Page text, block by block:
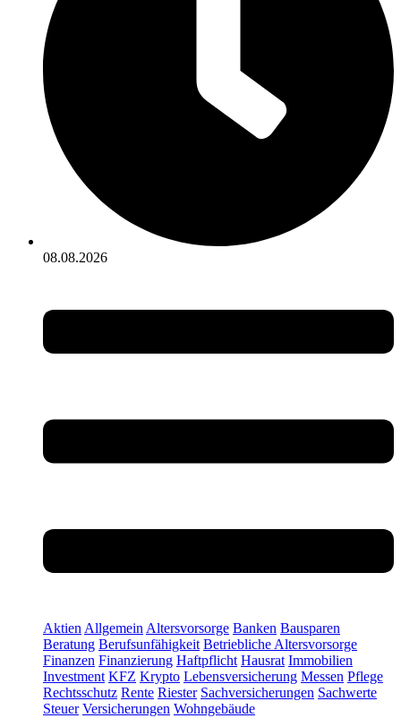
08.08.2026
Aktien Allgemein Altersvorsorge Banken Bausparen
Beratung Berufsunfähigkeit Betriebliche Altersvorsorge
Finanzen Finanzierung Haftpflicht Hausrat Immobilien
Investment KFZ Krypto Lebensversicherung Messen Pflege
Rechtsschutz Rente Riester Sachversicherungen Sachwerte
Steuer Versicherungen Wohngebäude